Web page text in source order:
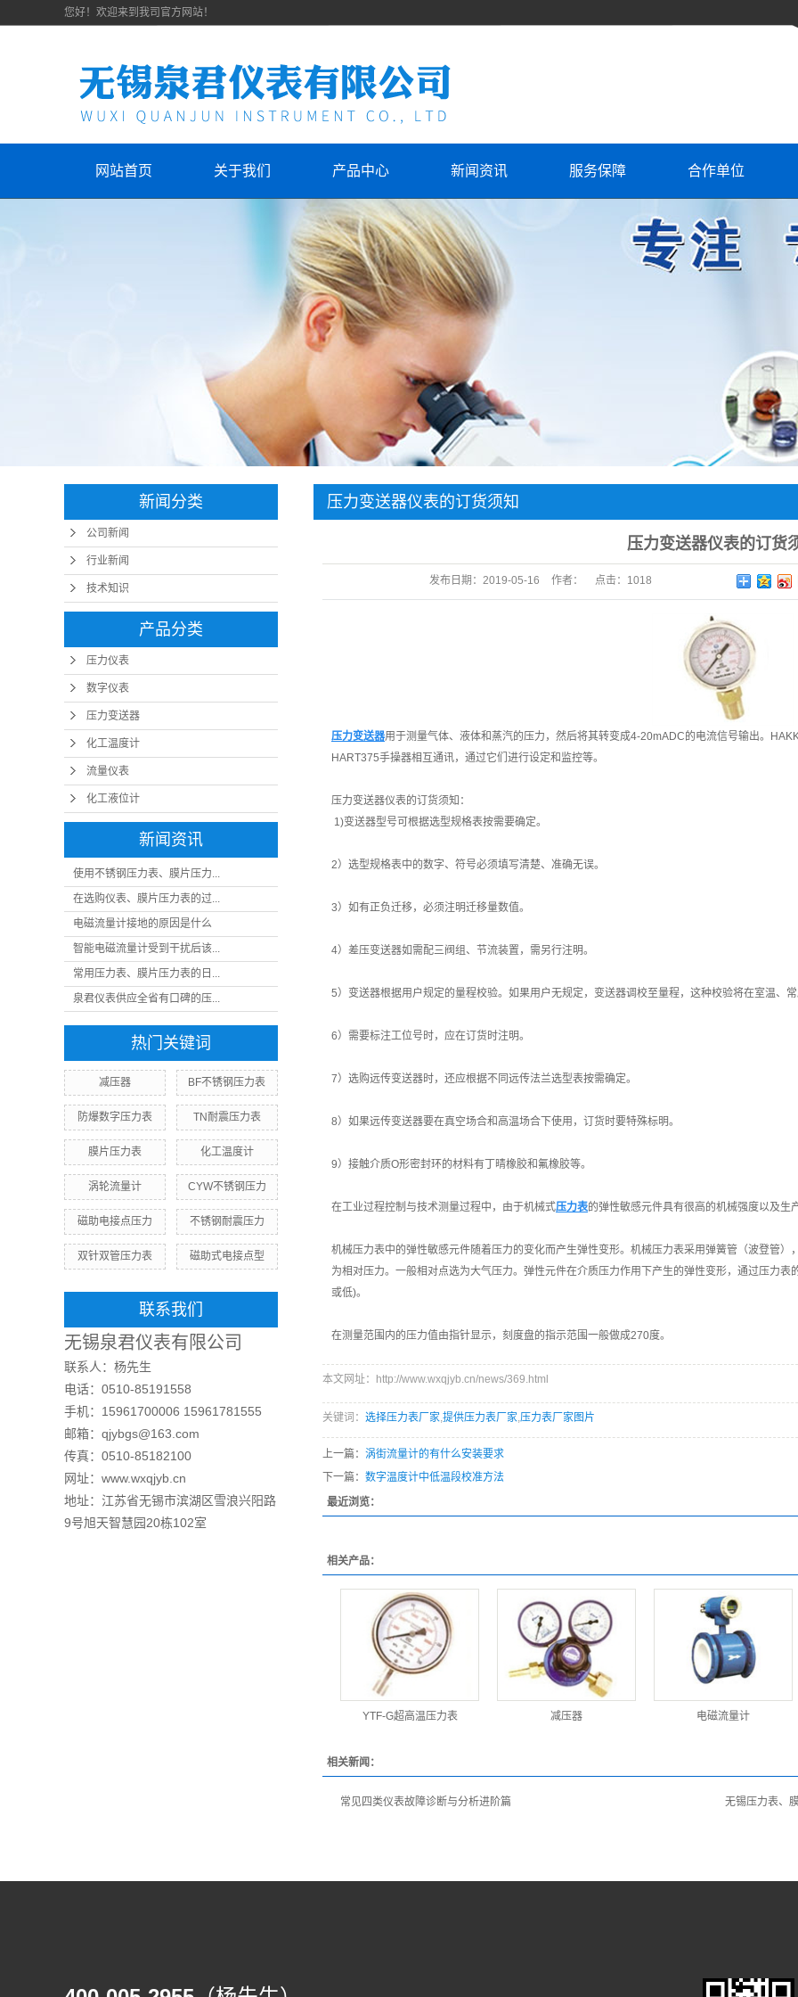
您好！欢迎来到我司官方网站！
网站首页 关于我们 产品中心
压力仪表
数字仪表
压力变送器
化工温度计
流量仪表
新闻资讯 服务保障 合作单位
合作单位
新闻分类
公司新闻
行业新闻
技术知识
产品分类
压力仪表
数字仪表
压力变送器
化工温度计
流量仪表
化工液位计
新闻资讯
使用不锈钢压力表、膜片压力...
在选购仪表、膜片压力表的过...
电磁流量计接地的原因是什么
智能电磁流量计受到干扰后该...
常用压力表、膜片压力表的日...
泉君仪表供应全省有口碑的压...
热门关键词
减压器 BF不锈钢压力表
防爆数字压力表 TN耐震压力表
膜片压力表 化工温度计
涡轮流量计 CYW不锈钢压力
磁助电接点压力 不锈钢耐震压力
双针双管压力表 磁助式电接点型
联系我们
无锡泉君仪表有限公司
联系人：杨先生
电话：0510-85191558
手机：15961700006 15961781555
邮箱：qjybgs@163.com
传真：0510-85182100
网址：www.wxqjyb.cn
地址：江苏省无锡市滨湖区雪浪兴阳路
9号旭天智慧园20栋102室
压力变送器仪表的订货须知
压力变送器仪表的订货
发布日期： 2019-05-16 作者： 点击： 1018
压力变送器用于测量气体、液体和蒸汽的压力，然后将其转变成4-20mADC的电流信号输出。
HART375手操器相互通讯，通过它们进行设定和监控等。
压力变送器仪表的订货须知：
1)变送器型号可根据选型规格表按需要确定。
2）选型规格表中的数字、符号必须填写清楚、准确无误。
3）如有正负迁移，必须注明迁移量数值。
4）差压变送器如需配三阀组、节流装置，需另行注明。
5）变送器根据用户规定的量程校验。如果用户无规定，变送器调校至量程，这种校验将在室温、常
6）需要标注工位号时，应在订货时注明。
7）选购远传变送器时，还应根据不同远传法兰选型表按需确定。
8）如果远传变送器要在真空场合和高温场合下使用，订货时要特殊标明。
9）接触介质O形密封环的材料有丁晴橡胶和氟橡胶等。
在工业过程控制与技术测量过程中，由于机械式压力表的弹性敏感元件具有很高的机械强度以及生
机械压力表中的弹性敏感元件随着压力的变化而产生弹性变形。机械压力表采用弹簧管（波登管
为相对压力。一般相对点选为大气压力。弹性元件在介质压力作用下产生的弹性变形，通过压力
或低)。
在测量范围内的压力值由指针显示，刻度盘的指示范围一般做成270度。
本文网址：http://www.wxqjyb.cn/news/369.html
关键词： 选择压力表厂家,提供压力表厂家,压力表厂家图片
上一篇： 涡街流量计的有什么安装要求
下一篇： 数字温度计中低温段校准方法
最近浏览：
相关产品：
YTF-G超高温压力表 减压器 电磁流量计
相关新闻：
常见四类仪表故障诊断与分析进阶篇 无锡压力表、